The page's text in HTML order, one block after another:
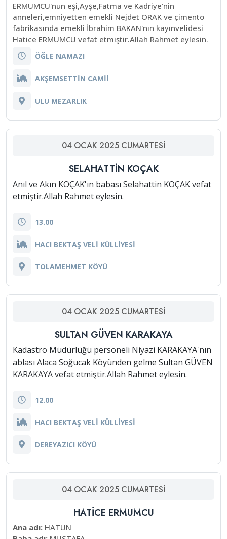
ERMUMCU'nun eşi,Ayşe,Fatma ve Kadriye'nin
anneleri,emniyetten emekli Nejdet ORAK ve çimento
fabrikasında emekli İbrahim BAKAN'nın kayınvelidesi
Hatice ERMUMCU vefat etmiştir.Allah Rahmet eylesin.
ÖĞLE NAMAZI
AKŞEMSETTİN CAMİİ
ULU MEZARLIK
04 OCAK 2025 CUMARTESI
SELAHATTİN KOÇAK
Anıl ve Akın KOÇAK'ın babası Selahattin KOÇAK vefat
etmiştir.Allah Rahmet eylesin.
13.00
HACI BEKTAŞ VELİ KÜLLİYESİ
TOLAMEHMET KÖYÜ
04 OCAK 2025 CUMARTESI
SULTAN GÜVEN KARAKAYA
Kadastro Müdürlüğü personeli Niyazi KARAKAYA'nın
ablası Alaca Soğucak Köyünden gelme Sultan GÜVEN
KARAKAYA vefat etmiştir.Allah Rahmet eylesin.
12.00
HACI BEKTAŞ VELİ KÜLLİYESİ
DEREYAZICI KÖYÜ
04 OCAK 2025 CUMARTESI
HATİCE ERMUMCU
Ana adı: HATUN